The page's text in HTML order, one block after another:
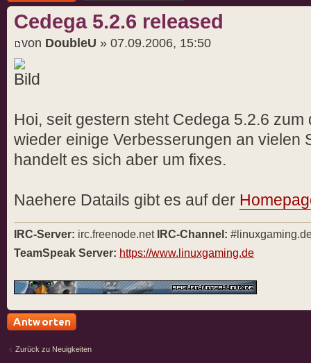
Antwort schreiben
Cedega 5.2.6 released
von DoubleU » 07.09.2006, 15:50
Hoi, seit gestern steht Cedega 5.2.6
wieder einige Verbesserungen an vielen
handelt es sich aber um fixes.
Naehere Datails gibt es auf der
IRC-Server: irc.freenode.net IRC-Channel:
TeamSpeak Server: https://www.linuxgaming.de
Zurück zu Neuigkeiten